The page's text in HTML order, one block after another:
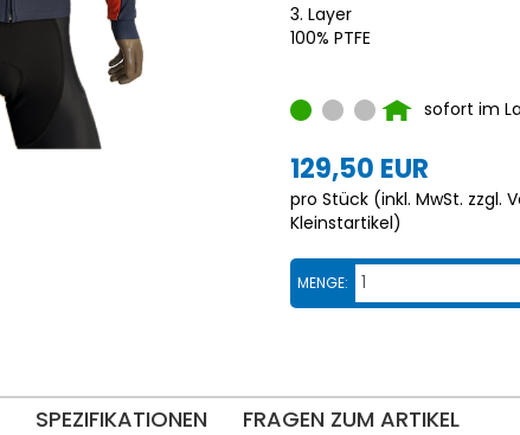
3. Layer
100% PTFE
sofort im
129,50 EUR
pro Stück (inkl. MwSt. zzgl.
Kleinstartikel)
MENGE:
SPEZIFIKATIONEN FRAGEN ZUM ARTIKEL